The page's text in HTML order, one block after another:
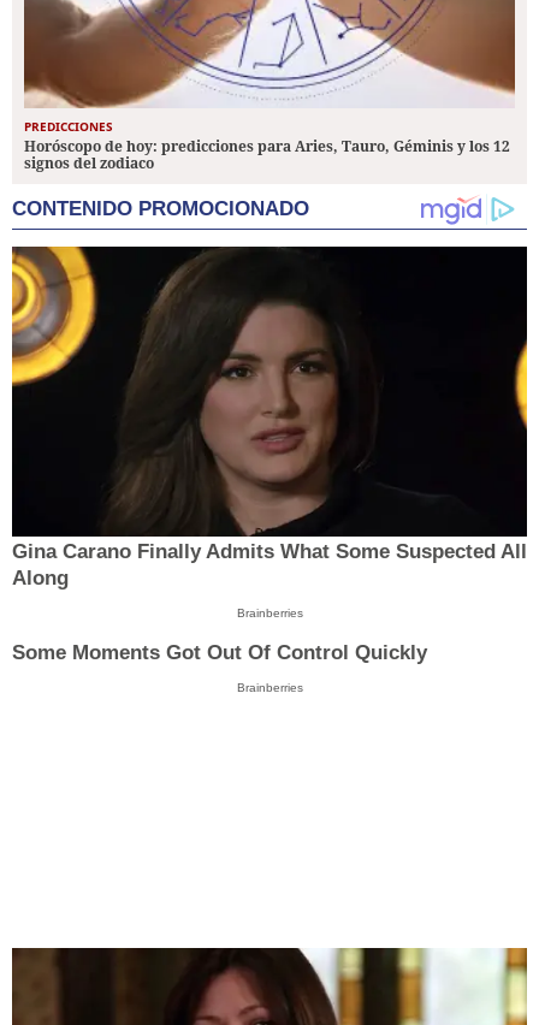
PREDICCIONES
Horóscopo de hoy: predicciones para Aries, Tauro, Géminis y los 12
signos del zodiaco
CONTENIDO PROMOCIONADO
Gina Carano Finally Admits What Some Suspected All
Along
Brainberries
Some Moments Got Out Of Control Quickly
Brainberries